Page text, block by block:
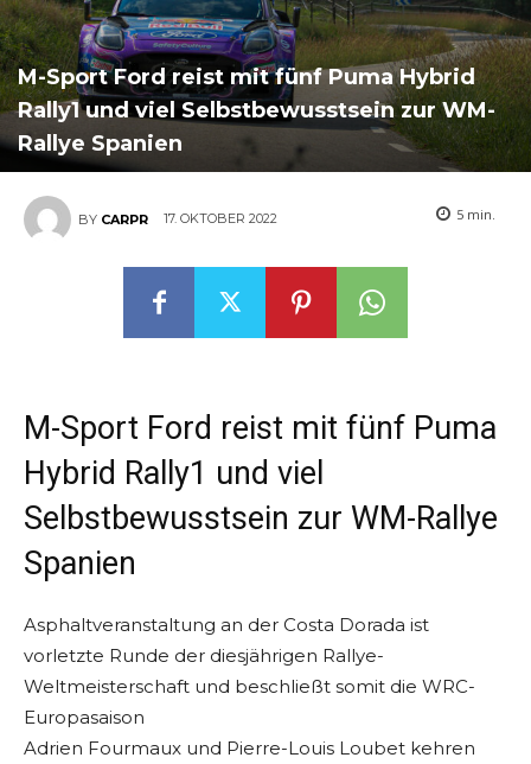
M-Sport Ford reist mit fünf Puma Hybrid
Rally1 und viel Selbstbewusstsein zur WM-
Rallye Spanien
BY CARPR 17. OKTOBER 2022 5 min.
M-Sport Ford reist mit fünf Puma
Hybrid Rally1 und viel
Selbstbewusstsein zur WM-Rallye
Spanien
Asphaltveranstaltung an der Costa Dorada ist
vorletzte Runde der diesjährigen Rallye-
Weltmeisterschaft und beschließt somit die WRC-
Europasaison
Adrien Fourmaux und Pierre-Louis Loubet kehren